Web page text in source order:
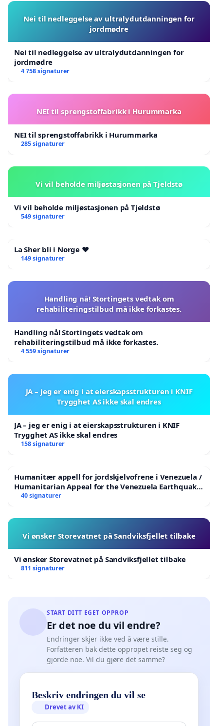
Nei til nedleggelse av ultralydutdanningen for
jordmødre
Nei til nedleggelse av ultralydutdanningen for
jordmødre
4 758 signaturer
NEI til sprengstoffabrikk i Hurummarka
NEI til sprengstoffabrikk i Hurummarka
285 signaturer
Vi vil beholde miljøstasjonen på Tjeldstø
Vi vil beholde miljøstasjonen på Tjeldstø
549 signaturer
La Sher bli i Norge ❤️
149 signaturer
Handling nå! Stortingets vedtak om
rehabiliteringstilbud må ikke forkastes.
Handling nå! Stortingets vedtak om
rehabiliteringstilbud må ikke forkastes.
4 559 signaturer
JA – jeg er enig i at eierskapsstrukturen i KNIF
Trygghet AS ikke skal endres
JA – jeg er enig i at eierskapsstrukturen i KNIF
Trygghet AS ikke skal endres
158 signaturer
Humanitær appell for jordskjelvofrene i Venezuela /
Humanitarian Appeal for the Venezuela Earthquake
Victims
40 signaturer
Vi ønsker Storevatnet på Sandviksfjellet tilbake
Vi ønsker Storevatnet på Sandviksfjellet tilbake
811 signaturer
START DITT EGET OPPROP
Er det noe du vil endre?
Endringer skjer ikke ved å være stille.
Forfatteren bak dette oppropet reiste seg og
gjorde noe. Vil du gjøre det samme?
Beskriv endringen du vil se
Drevet av KI